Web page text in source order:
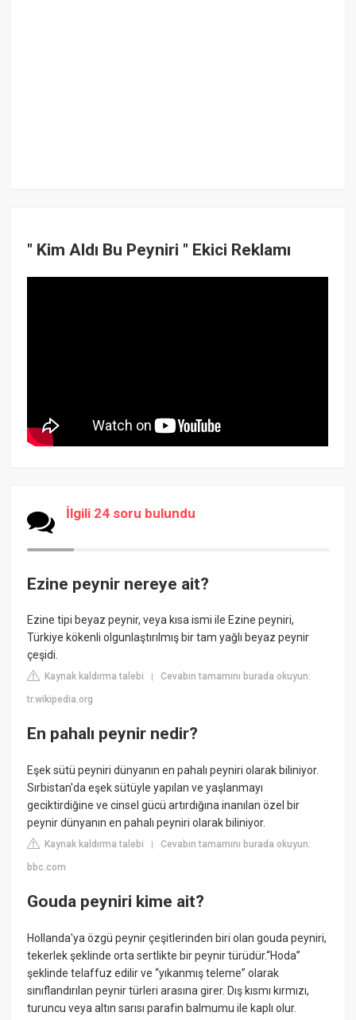
" Kim Aldı Bu Peyniri " Ekici Reklamı
İlgili 24 soru bulundu
Ezine peynir nereye ait?
Ezine tipi beyaz peynir, veya kısa ismi ile Ezine peyniri,
Türkiye kökenli olgunlaştırılmış bir tam yağlı beyaz peynir
çeşidi.
Kaynak kaldırma talebi |Cevabın tamamını burada okuyun:
tr.wikipedia.org
En pahalı peynir nedir?
Eşek sütü peyniri dünyanın en pahalı peyniri olarak biliniyor.
Sırbistan'da eşek sütüyle yapılan ve yaşlanmayı
geciktirdiğine ve cinsel gücü artırdığına inanılan özel bir
peynir dünyanın en pahalı peyniri olarak biliniyor.
Kaynak kaldırma talebi |Cevabın tamamını burada okuyun:
bbc.com
Gouda peyniri kime ait?
Hollanda'ya özgü peynir çeşitlerinden biri olan gouda peyniri,
tekerlek şeklinde orta sertlikte bir peynir türüdür.“Hoda”
şeklinde telaffuz edilir ve “yıkanmış teleme” olarak
sınıflandırılan peynir türleri arasına girer. Dış kısmı kırmızı,
turuncu veya altın sarısı parafin balmumu ile kaplı olur.